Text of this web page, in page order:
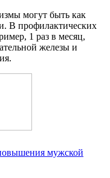
могут быть как
В профилактических
1 раз в месяц,
железы и
мужской